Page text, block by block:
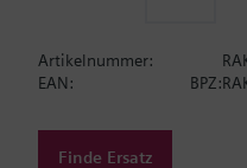
Artikelnummer:
EAN:
Finde Ersatz